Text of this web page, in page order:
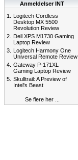
Anmeldelser INT
1.
Logitech Cordless
Desktop MX 5500
Revolution Review
2. Dell XPS M1730 Gaming
Laptop Review
3. Logitech Harmony One
Universal Remote Review
4. Gateway P-171XL
Gaming Laptop Review
5. Skulltrail: A Preview of
Intel's Beast
Se flere her ...